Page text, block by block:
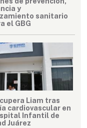
y
sanitario
el GBG
Liam tras
cardiovascular en
Infantil de
Juárez